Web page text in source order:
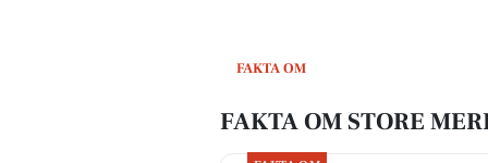
FAKTA OM
FAKTA OM STORE